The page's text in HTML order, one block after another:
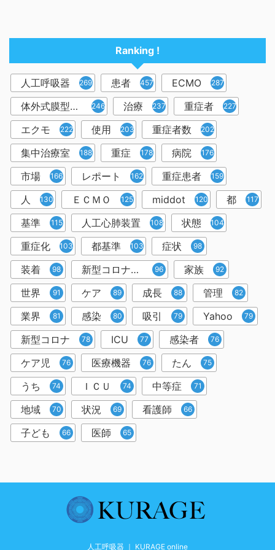
Ranking !
人工呼吸器 2698 患者 457 ECMO 287
体外式膜型人工肺 246 治療 237 重症者 227
エクモ 222 使用 203 重症者数 202
集中治療室 188 重症 178 病院 176
市場 166 レポート 162 重症患者 159
人 130 ＥＣＭＯ 125 middot 120 都 117
基準 115 人工心肺装置 108 状態 104
重症化 103 都基準 103 症状 98
装着 98 新型コロナウイルス 96 家族 92
世界 91 ケア 89 成長 88 管理 82
業界 81 感染 80 吸引 79 Yahoo 79
新型コロナ 78 ICU 77 感染者 76
ケア児 76 医療機器 76 たん 75
うち 74 ＩＣＵ 74 中等症 71
地域 70 状況 69 看護師 66
子ども 66 医師 65
人工呼吸器 ｜ KURAGE online